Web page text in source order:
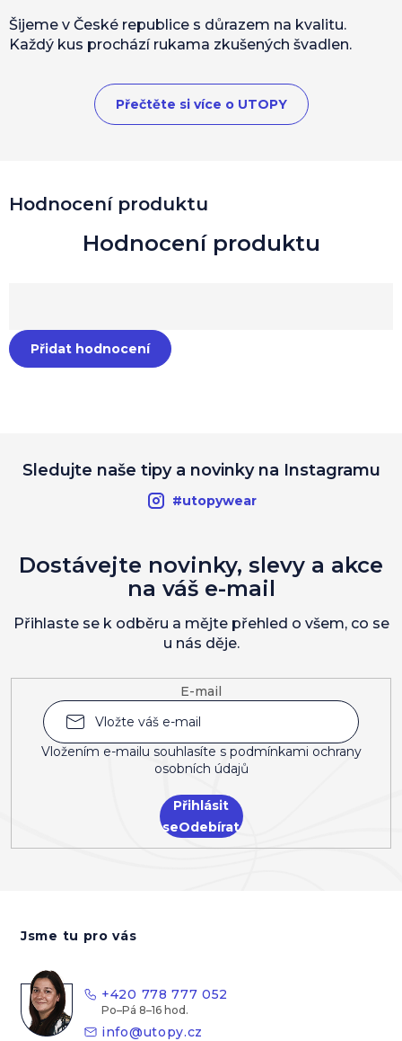
Hodnocení produktu
Přidat hodnocení
Šijeme v České republice s důrazem na kvalitu.
Každý kus prochází rukama zkušených švadlen.
Přečtěte si více o UTOPY
Sledujte naše tipy a novinky na Instagramu
#utopywear
E-mail
Vložením e-mailu souhlasíte s podmínkami ochrany
osobních údajů
Přihlásit
se
Dostávejte novinky, slevy a akce
na váš e-mail
Přihlaste se k odběru a mějte přehled o všem, co se
u nás děje.
Jsme tu pro vás
+420 778 777 052
info@utopy.cz